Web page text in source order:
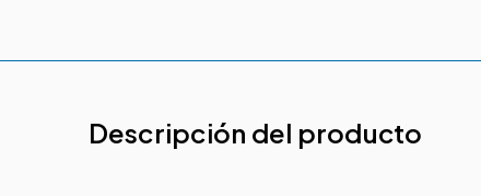
Descripción del producto